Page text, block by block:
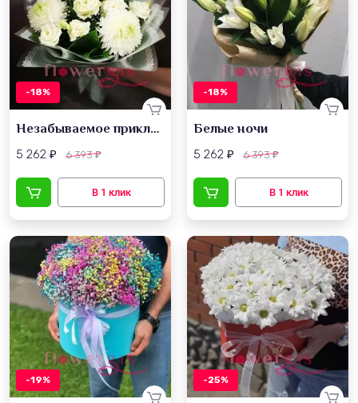
-18%
Незабываемое приключение
5 262 ₽ 6 393₽
-18%
Белые ночи
5 262 ₽ 6 393₽
-19% -25%